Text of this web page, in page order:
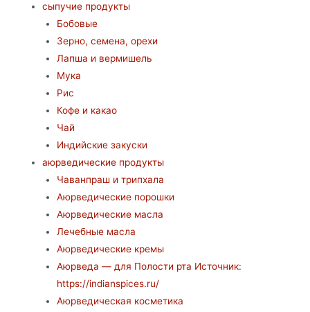
сыпучие продукты
Бобовые
Зерно, семена, орехи
Лапша и вермишель
Мука
Рис
Кофе и какао
Чай
Индийские закуски
аюрведические продукты
Чаванпраш и трипхала
Аюрведические порошки
Аюрведические масла
Лечебные масла
Аюрведические кремы
Аюрведа — для Полости рта Источник:
https://indianspices.ru/
Аюрведическая косметика